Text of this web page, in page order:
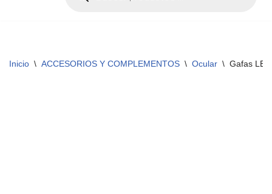
Inicio \ ACCESORIOS Y COMPLEMENTOS \ Ocular \ Gafas